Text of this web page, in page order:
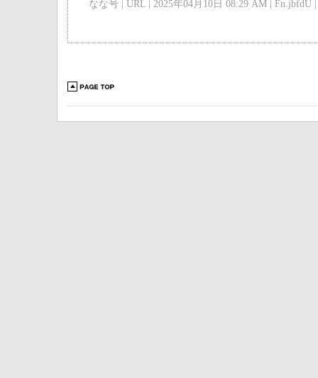
なな号 | URL | 2025年04月10日 08:29 AM | Fn.jbfdU |